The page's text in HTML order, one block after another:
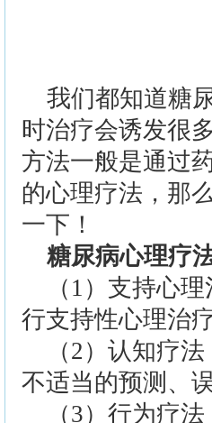
我们都知道糖
时治疗会诱发很
方法一般是通过
的心理疗法，那
一下！
糖尿病心理疗
（1）支持心
行支持性心理治
（2）认知疗
不适当的预测、
（3）行为疗